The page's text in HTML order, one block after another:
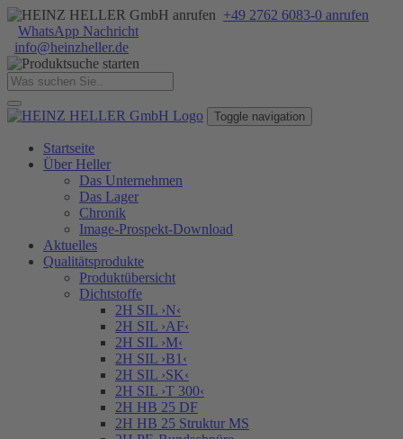
+49 2762 6083-0 anrufen
WhatsApp Nachricht
info@heinzheller.de
Toggle navigation
Startseite
Über Heller
Das Unternehmen
Das Lager
Chronik
Image-Prospekt-Download
Aktuelles
Qualitätsprodukte
Produktübersicht
Dichtstoffe
2H SIL ›N‹
2H SIL ›AF‹
2H SIL ›M‹
2H SIL ›B1‹
2H SIL ›SK‹
2H SIL ›T 300‹
2H HB 25 DF
2H HB 25 Struktur MS